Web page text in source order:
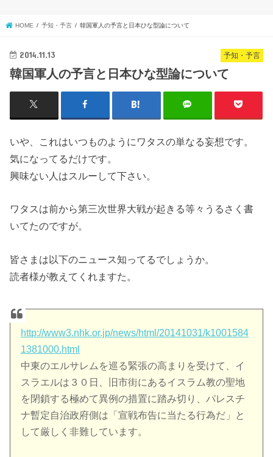
HOME 予知・予言 韓国軍人の予言と日本ひな型論について
予知・予言
2014.11.13
韓国軍人の予言と日本ひな型論について
いや、これはいつものようにワタスの単なる妄想です。
気になってるだけです。
興味ない人はスルーして下さい。
ワタスは前から第三次世界大戦が起きる等々うるさく書
いてたのですが。
皆さまは以下のニュース知ってるでしょうか。
読者様が教えてくれますた。
http://www3.nhk.or.jp/news/html/20141031/k1001584
1381000.html
中東のエルサレムを巡る緊張の高まりを受けて、イ
スラエルは３０日、旧市街にあるイスラム教の聖地
を閉鎖する極めて異例の措置に踏み切り、パレスチ
ナ暫定自治政府側は「宣戦布告に当たる行為だ」と
して厳しく非難しています。